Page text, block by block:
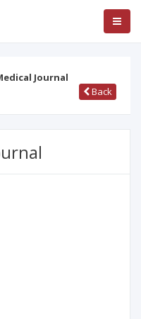
Journal
Back